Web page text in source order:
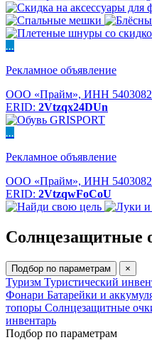
...
Рекламное объявление
ООО «Прайм», ИНН
ERID: 2Vtzqx24DUn
...
Рекламное объявление
ООО «Прайм», ИНН
ERID: 2VtzqwFoCoU
Солнцезащитные
Подбор по параметрам ×
Туризм Туристический
Фонари Батарейки и
топоры Солнцезащитные
инвентарь
Подбор по параметрам